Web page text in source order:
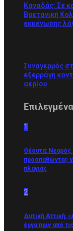
Καναδάς: Σε
Βρετανική
εκκένωσης
Συναγερμός
εξερράγη
αερίου
Επιλεγμένα
1
Θέουτα: Νεαρός
προσπαθώντας
πλαγιάς
2
Δυτική Αττική:
έργα πριν από